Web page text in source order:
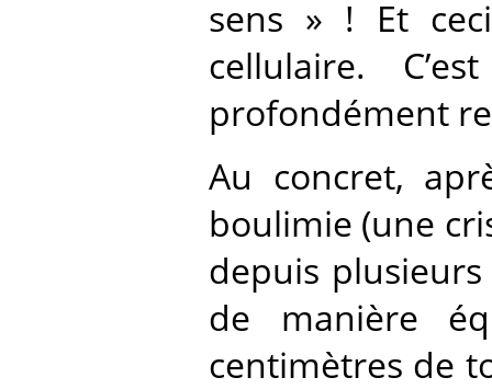
sens » ! Et
cellulaire.
profondément
Au concret,
boulimie (une
depuis
de manière
centimètres de